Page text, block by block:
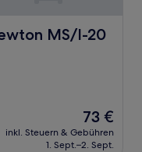
MS/I-20
I-20
Der
Preis
beträgt
73 €
inkl. Steuern & Gebühren
1. Sept.–2. Sept.